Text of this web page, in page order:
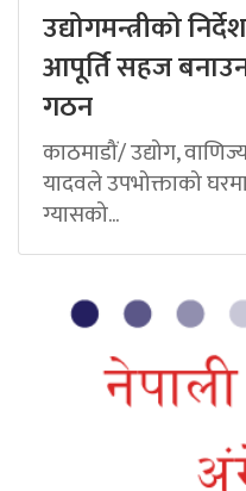
उद्योगमन्त्रीको
आपूर्ति सहज
गठन
काठमाडौं/ उद्योग,
यादवले उपभोक्ताको
ग्यासको...